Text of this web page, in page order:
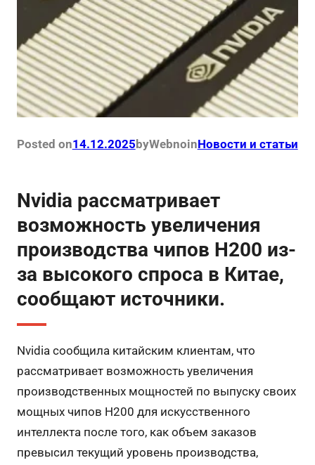
Posted on14.12.2025byWebnoinНовости и статьи
Nvidia рассматривает
возможность увеличения
производства чипов H200 из-
за высокого спроса в Китае,
сообщают источники.
Nvidia сообщила китайским клиентам, что
рассматривает возможность увеличения
производственных мощностей по выпуску своих
мощных чипов H200 для искусственного
интеллекта после того, как объем заказов
превысил текущий уровень производства,